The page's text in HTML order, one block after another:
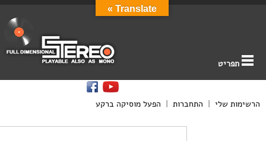
תפריט
הרשימות שלי | התחברות | הפעל מוסיקה ברקע
Translate »